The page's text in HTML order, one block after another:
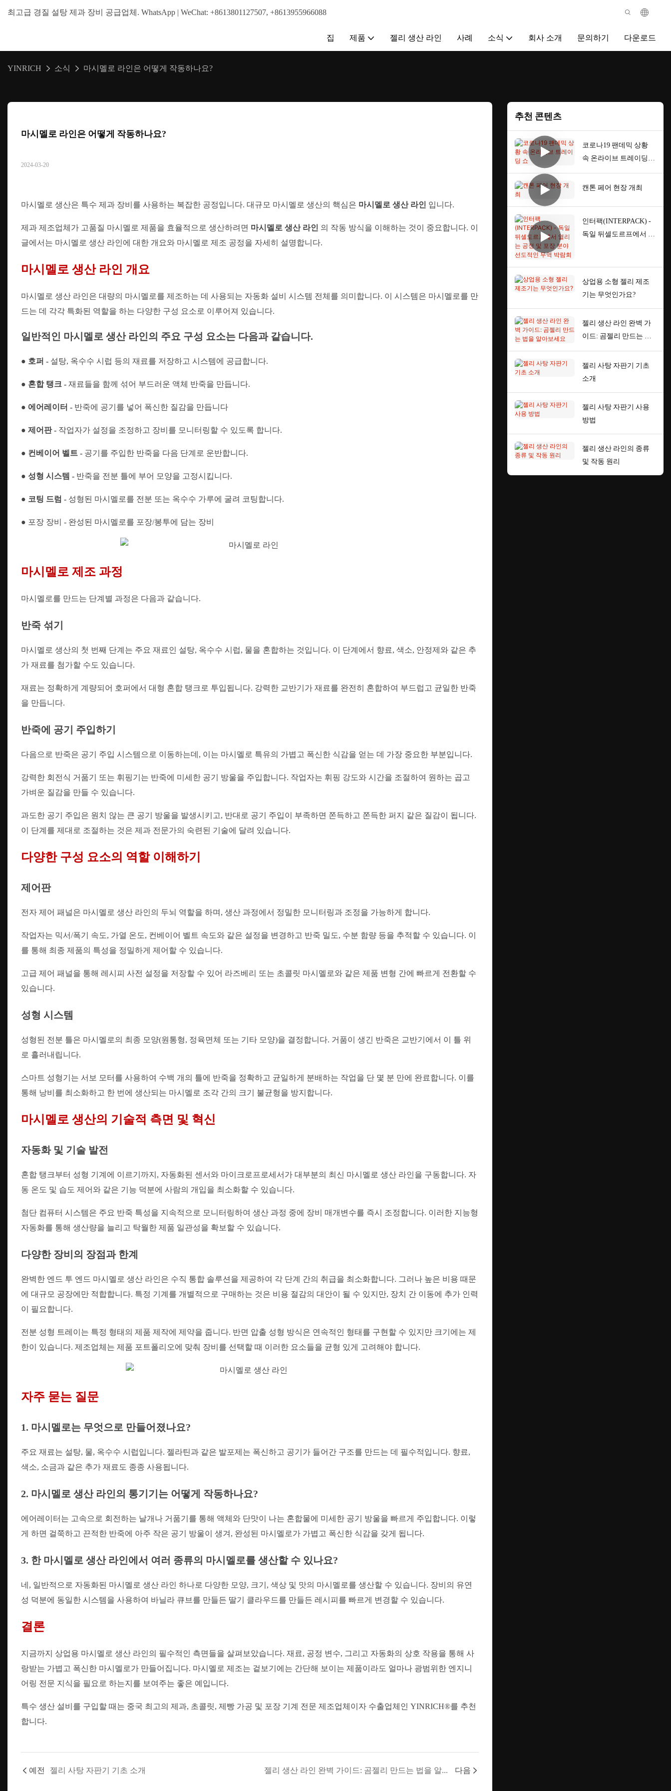
최고급 경질 ​​설탕 제과 장비 공급업체. WhatsApp | WeChat: +8613801127507, +8613955966088
집 제품 젤리 생산 라인 사례 소식 회사 소개 문의하기 다운로드
YINRICH 소식 마시멜로 라인은 어떻게 작동하나요?
마시멜로 라인은 어떻게 작동하나요?
2024-03-20
마시멜로 생산은 특수 제과 장비를 사용하는 복잡한 공정입니다. 대규모 마시멜로 생산의 핵심은 마시멜로 생산 라인 입니다.
제과 제조업체가 고품질 마시멜로 제품을 효율적으로 생산하려면 마시멜로 생산 라인 의 작동 방식을 이해하는 것이 중요합니다. 이
글에서는 마시멜로 생산 라인에 대한 개요와 마시멜로 제조 공정을 자세히 설명합니다.
마시멜로 생산 라인 개요
마시멜로 생산 라인은 대량의 마시멜로를 제조하는 데 사용되는 자동화 설비 시스템 전체를 의미합니다. 이 시스템은 마시멜로를 만
드는 데 각각 특화된 역할을 하는 다양한 구성 요소로 이루어져 있습니다.
일반적인 마시멜로 생산 라인의 주요 구성 요소는 다음과 같습니다.
● 호퍼 - 설탕, 옥수수 시럽 등의 재료를 저장하고 시스템에 공급합니다.
● 혼합 탱크 - 재료들을 함께 섞어 부드러운 액체 반죽을 만듭니다.
● 에어레이터 - 반죽에 공기를 넣어 폭신한 질감을 만듭니다
● 제어판 - 작업자가 설정을 조정하고 장비를 모니터링할 수 있도록 합니다.
● 컨베이어 벨트 - 공기를 주입한 반죽을 다음 단계로 운반합니다.
● 성형 시스템 - 반죽을 전분 틀에 부어 모양을 고정시킵니다.
● 코팅 드럼 -성형된 마시멜로를 전분 또는 옥수수 가루에 굴려 코팅합니다.
● 포장 장비 - 완성된 마시멜로를 포장/봉투에 담는 장비
마시멜로 제조 과정
마시멜로를 만드는 단계별 과정은 다음과 같습니다.
반죽 섞기
마시멜로 생산의 첫 번째 단계는 주요 재료인 설탕, 옥수수 시럽, 물을 혼합하는 것입니다. 이 단계에서 향료, 색소, 안정제와 같은 추
가 재료를 첨가할 수도 있습니다.
재료는 정확하게 계량되어 호퍼에서 대형 혼합 탱크로 투입됩니다. 강력한 교반기가 재료를 완전히 혼합하여 부드럽고 균일한 반죽
을 만듭니다.
반죽에 공기 주입하기
다음으로 반죽은 공기 주입 시스템으로 이동하는데, 이는 마시멜로 특유의 가볍고 폭신한 식감을 얻는 데 가장 중요한 부분입니다.
강력한 회전식 거품기 또는 휘핑기는 반죽에 미세한 공기 방울을 주입합니다. 작업자는 휘핑 강도와 시간을 조절하여 원하는 곱고
가벼운 질감을 만들 수 있습니다.
과도한 공기 주입은 원치 않는 큰 공기 방울을 발생시키고, 반대로 공기 주입이 부족하면 쫀득하고 쫀득한 퍼지 같은 질감이 됩니다.
이 단계를 제대로 조절하는 것은 제과 전문가의 숙련된 기술에 달려 있습니다.
다양한 구성 요소의 역할 이해하기
제어판
전자 제어 패널은 마시멜로 생산 라인의 두뇌 역할을 하며, 생산 과정에서 정밀한 모니터링과 조정을 가능하게 합니다.
작업자는 믹서/폭기 속도, 가열 온도, 컨베이어 벨트 속도와 같은 설정을 변경하고 반죽 밀도, 수분 함량 등을 추적할 수 있습니다. 이
를 통해 최종 제품의 특성을 정밀하게 제어할 수 있습니다.
고급 제어 패널을 통해 레시피 사전 설정을 저장할 수 있어 라즈베리 또는 초콜릿 마시멜로와 같은 제품 변형 간에 빠르게 전환할 수
있습니다.
성형 시스템
성형된 전분 틀은 마시멜로의 최종 모양(원통형, 정육면체 또는 기타 모양)을 결정합니다. 거품이 생긴 반죽은 교반기에서 이 틀 위
로 흘러내립니다.
스마트 성형기는 서보 모터를 사용하여 수백 개의 틀에 반죽을 정확하고 균일하게 분배하는 작업을 단 몇 분 만에 완료합니다. 이를
통해 낭비를 최소화하고 한 번에 생산되는 마시멜로 조각 간의 크기 불균형을 방지합니다.
마시멜로 생산의 기술적 측면 및 혁신
자동화 및 기술 발전
혼합 탱크부터 성형 기계에 이르기까지, 자동화된 센서와 마이크로프로세서가 대부분의 최신 마시멜로 생산 라인을 구동합니다. 자
동 온도 및 습도 제어와 같은 기능 덕분에 사람의 개입을 최소화할 수 있습니다.
첨단 컴퓨터 시스템은 주요 반죽 특성을 지속적으로 모니터링하여 생산 과정 중에 장비 매개변수를 즉시 조정합니다. 이러한 지능형
자동화를 통해 생산량을 늘리고 탁월한 제품 일관성을 확보할 수 있습니다.
다양한 장비의 장점과 한계
완벽한 엔드 투 엔드 마시멜로 생산 라인은 수직 통합 솔루션을 제공하여 각 단계 간의 취급을 최소화합니다. 그러나 높은 비용 때문
에 대규모 공장에만 적합합니다. 특정 기계를 개별적으로 구매하는 것은 비용 절감의 대안이 될 수 있지만, 장치 간 이동에 추가 인력
이 필요합니다.
전분 성형 트레이는 특정 형태의 제품 제작에 제약을 줍니다. 반면 압출 성형 방식은 연속적인 형태를 구현할 수 있지만 크기에는 제
한이 있습니다. 제조업체는 제품 포트폴리오에 맞춰 장비를 선택할 때 이러한 요소들을 균형 있게 고려해야 합니다.
자주 묻는 질문
1. 마시멜로는 무엇으로 만들어졌나요?
주요 재료는 설탕, 물, 옥수수 시럽입니다. 젤라틴과 같은 발포제는 폭신하고 공기가 들어간 구조를 만드는 데 필수적입니다. 향료,
색소, 소금과 같은 추가 재료도 종종 사용됩니다.
2. 마시멜로 생산 라인의 통기기는 어떻게 작동하나요?
에어레이터는 고속으로 회전하는 날개나 거품기를 통해 액체와 단맛이 나는 혼합물에 미세한 공기 방울을 빠르게 주입합니다. 이렇
게 하면 걸쭉하고 끈적한 반죽에 아주 작은 공기 방울이 생겨, 완성된 마시멜로가 가볍고 폭신한 식감을 갖게 됩니다.
3. 한 마시멜로 생산 라인에서 여러 종류의 마시멜로를 생산할 수 있나요?
네, 일반적으로 자동화된 마시멜로 생산 라인 하나로 다양한 모양, 크기, 색상 및 맛의 마시멜로를 생산할 수 있습니다. 장비의 유연
성 덕분에 동일한 시스템을 사용하여 바닐라 큐브를 만들든 딸기 클라우드를 만들든 레시피를 빠르게 변경할 수 있습니다.
결론
지금까지 상업용 마시멜로 생산 라인의 필수적인 측면들을 살펴보았습니다. 재료, 공정 변수, 그리고 자동화의 상호 작용을 통해 사
랑받는 가볍고 폭신한 마시멜로가 만들어집니다. 마시멜로 제조는 겉보기에는 간단해 보이는 제품이라도 얼마나 광범위한 엔지니
어링 전문 지식을 필요로 하는지를 보여주는 좋은 예입니다.
특수 생산 설비를 구입할 때는 중국 최고의 제과, 초콜릿, 제빵 가공 및 포장 기계 전문 제조업체이자 수출업체인 YINRICH®를 추천
합니다.
예전 젤리 사탕 자판기 기초 소개 젤리 생산 라인 완벽 가이드: 곰젤리 만드는 법을 알아보세요 다음
추천 콘텐츠
코로나19 팬데믹 상황
속 온라이브 트레이딩
캔톤 페어 현장 개최
인터팩(INTERPACK) -
독일 뒤셀도르프에서 열
상업용 소형 젤리 제조
기는 무엇인가요?
젤리 생산 라인 완벽 가
이드: 곰젤리 만드는 법
젤리 사탕 자판기 기초
소개
젤리 사탕 자판기 사용
방법
젤리 생산 라인의 종류
및 작동 원리